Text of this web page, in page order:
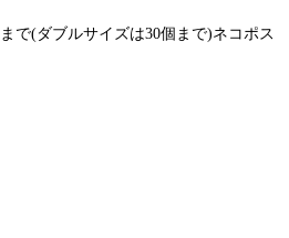
で(ダブルサイズは30個まで)ネコポス